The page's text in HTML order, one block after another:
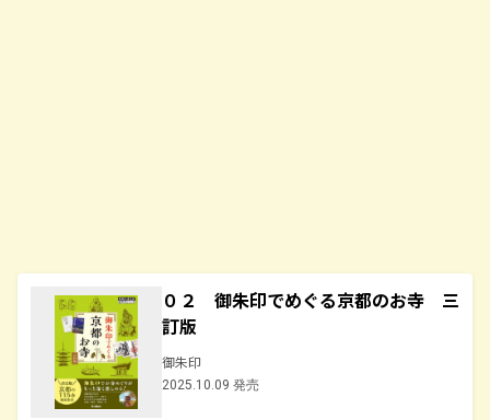
０２ 御朱印でめぐる京都のお寺 三
訂版
御朱印
2025.10.09 発売